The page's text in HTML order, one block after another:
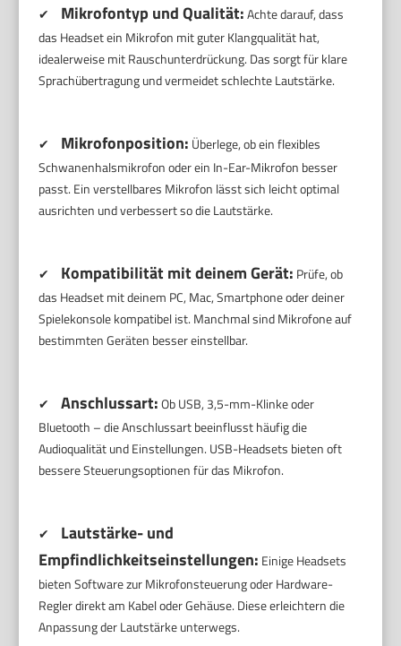
✔ Mikrofontyp und Qualität:Achte darauf, dass
das Headset ein Mikrofon mit guter Klangqualität hat,
idealerweise mit Rauschunterdrückung. Das sorgt für klare
Sprachübertragung und vermeidet schlechte Lautstärke.
✔ Mikrofonposition: Überlege, ob ein flexibles
Schwanenhalsmikrofon oder ein In-Ear-Mikrofon besser
passt. Ein verstellbares Mikrofon lässt sich leicht optimal
ausrichten und verbessert so die Lautstärke.
✔ Kompatibilität mit deinem Gerät: Prüfe, ob
das Headset mit deinem PC, Mac, Smartphone oder deiner
Spielekonsole kompatibel ist. Manchmal sind Mikrofone auf
bestimmten Geräten besser einstellbar.
✔ Anschlussart:Ob USB, 3,5-mm-Klinke oder
Bluetooth – die Anschlussart beeinflusst häufig die
Audioqualität und Einstellungen. USB-Headsets bieten oft
bessere Steuerungsoptionen für das Mikrofon.
✔
Lautstärke- und
Empfindlichkeitseinstellungen: Einige Headsets
bieten Software zur Mikrofonsteuerung oder Hardware-
Regler direkt am Kabel oder Gehäuse. Diese erleichtern die
Anpassung der Lautstärke unterwegs.